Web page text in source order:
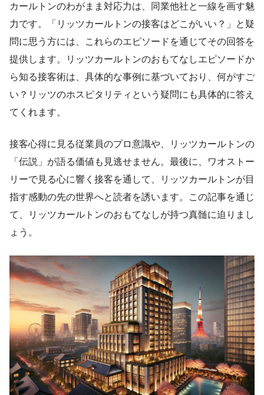
カールトンのわがまま対応力は、同業他社と一線を画す魅
力です。「リッツカールトンの接客はどこがいい？」と疑
問に思う方には、これらのエピソードを通じてその回答を
提供します。リッツカールトンのおもてなしエピソードか
ら知る接客術は、具体的な事例に基づいており、何がすご
い？リッツのホスピタリティという疑問にも具体的に答え
てくれます。
接客心得に見る従業員のプロ意識や、リッツカールトンの
「伝説」が語る価値も見逃せません。最後に、ワオストー
リーで見る心に響く接客を通して、リッツカールトンが目
指す感動の先の世界へと読者を誘います。この記事を通じ
て、リッツカールトンのおもてなしが持つ真髄に迫りまし
ょう。